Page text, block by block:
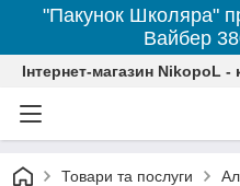
"Пакунок Школяра"
Вайбер
Інтернет-магазин NikopoL
Товари та послуги